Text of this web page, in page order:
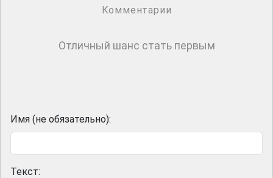
Комментарии
Отличный шанс стать первым
Имя (не обязательно):
Текст: